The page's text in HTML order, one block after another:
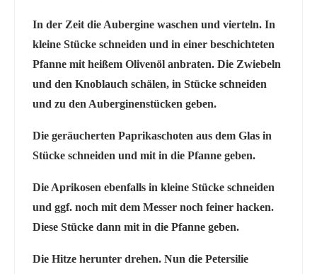
In der Zeit die Aubergine waschen und vierteln. In
kleine Stücke schneiden und in einer beschichteten
Pfanne mit heißem Olivenöl anbraten. Die Zwiebeln
und den Knoblauch schälen, in Stücke schneiden
und zu den Auberginenstücken geben.
Die geräucherten Paprikaschoten aus dem Glas in
Stücke schneiden und mit in die Pfanne geben.
Die Aprikosen ebenfalls in kleine Stücke schneiden
und ggf. noch mit dem Messer noch feiner hacken.
Diese Stücke dann mit in die Pfanne geben.
Die Hitze herunter drehen. Nun die Petersilie